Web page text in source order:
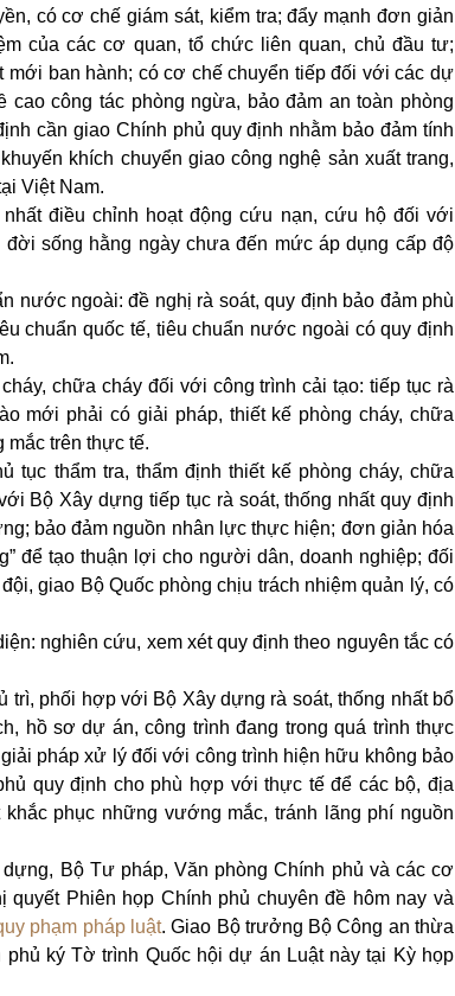
có cơ chế giám sát, kiểm tra; đẩy mạnh đơn giản
của các cơ quan, tổ chức liên quan, chủ đầu tư;
mới ban hành; có cơ chế chuyển tiếp đối với các dự
công tác phòng ngừa, bảo đảm an toàn phòng
cần giao Chính phủ quy định nhằm bảo đảm tính
khích chuyển giao công nghệ sản xuất trang,
Việt Nam.
điều chỉnh hoạt động cứu nạn, cứu hộ đối với
sống hằng ngày chưa đến mức áp dụng cấp độ
nước ngoài: đề nghị rà soát, quy định bảo đảm phù
chuẩn quốc tế, tiêu chuẩn nước ngoài có quy định
chữa cháy đối với công trình cải tạo: tiếp tục rà
mới phải có giải pháp, thiết kế phòng cháy, chữa
mắc trên thực tế.
tục thẩm tra, thẩm định thiết kế phòng cháy, chữa
Bộ Xây dựng tiếp tục rà soát, thống nhất quy định
bảo đảm nguồn nhân lực thực hiện; đơn giản hóa
để tạo thuận lợi cho người dân, doanh nghiệp; đối
giao Bộ Quốc phòng chịu trách nhiệm quản lý, có
nghiên cứu, xem xét quy định theo nguyên tắc có
trì, phối hợp với Bộ Xây dựng rà soát, thống nhất bổ
hồ sơ dự án, công trình đang trong quá trình thực
pháp xử lý đối với công trình hiện hữu không bảo
quy định cho phù hợp với thực tế để các bộ, địa
phục những vướng mắc, tránh lãng phí nguồn
Bộ Tư pháp, Văn phòng Chính phủ và các cơ
Phiên họp Chính phủ chuyên đề hôm nay và
phạm pháp luật. Giao Bộ trưởng Bộ Công an thừa
ký Tờ trình Quốc hội dự án Luật này tại Kỳ họp